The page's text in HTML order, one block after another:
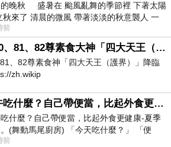
晚秋 盛暑在 颱風亂舞的季節裡 下著太陽
秋來了 清晨的微風 帶著淡淡的秋意襲人 一
被赤
前
2026.7.10，第79、80、81、82尊素食大神「四大天王（護界）」降臨寶島台灣（6）
、82尊素食神「四大天王（護界）」降臨
zh.wikip
中午吃什麼？自己帶便當，比起外食更健康-夏季日常。(舞動馬尾廚房)
什麼？自己帶便當，比起外食更健康-夏季
(舞動馬尾廚房) 「今天吃什麼？」 「便
？還是炒飯？」 每天都在選擇
前